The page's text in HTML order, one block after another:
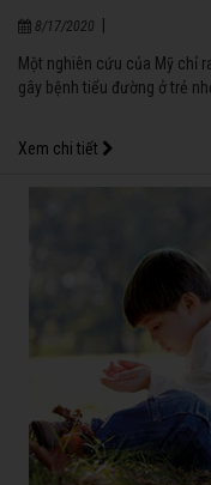
8/17/2020 |
Một nghiên cứu của Mỹ chỉ
gây bệnh tiểu đường ở trẻ
Xem chi tiết